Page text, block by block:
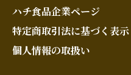
ハチ食品企業ページ
特定商取引法に基づく表示
個人情報の取扱い